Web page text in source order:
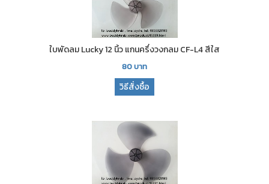
ใบพัดลม Lucky 12 นิ้ว แกนครึ่งวงกลม CF-L4 สีใส
80บาท
วิธีสั่งซื้อ